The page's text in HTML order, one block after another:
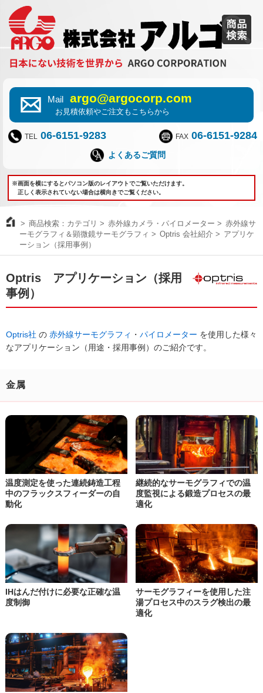
Mail argo@argocorp.com
お見積依頼やご注文もこちらから
TEL 06-6151-9283 FAX 06-6151-9284
よくあるご質問
※画面を横にするとパソコン版のレイアウトでご覧いただけます。
正しく表示されていない場合は横向きでご覧ください。
商品検索：カテゴリ 赤外線カメラ・パイロメーター
赤外線サ
ーモグラフィ＆顕微鏡サーモグラフィ
Optris 会社紹介
アプリケ
ーション（採用事例）
Optris アプリケーション（採用
事例）
Optris社 の 赤外線サーモグラフィ ・ パイロメーター を使用した様々
なアプリケーション（用途・採用事例）のご紹介です。
金属
温度測定を使った連続鋳造工程
中のフラックスフィーダーの自
動化
継続的なサーモグラフィでの温
度監視による鍛造プロセスの最
適化
IHはんだ付けに必要な正確な温
度制御
サーモグラフィーを使用した注
湯プロセス中のスラグ検出の最
適化